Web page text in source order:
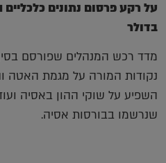
על רקע פרסום נתונים
בדולר
נקודות המורה על מגמת האטה
השפיע על שוקי ההון באסיה
שנרשמו בבורסות אסיה.